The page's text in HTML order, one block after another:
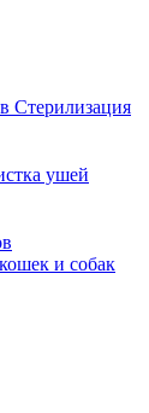
Стерилизация
ушей
и собак